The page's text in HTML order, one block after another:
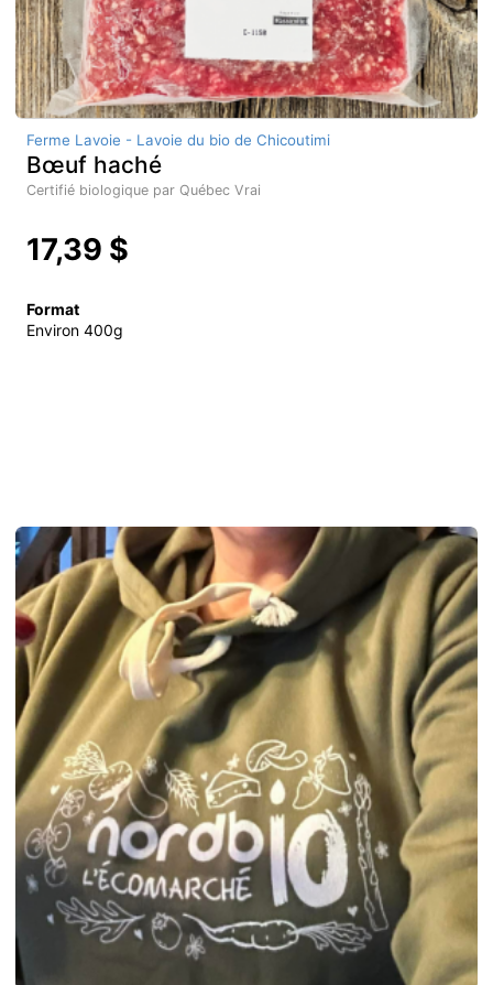
Ferme Lavoie - Lavoie du bio de Chicoutimi
Bœuf haché
Certifié biologique par Québec Vrai
17,39 $
Format
Environ 400g